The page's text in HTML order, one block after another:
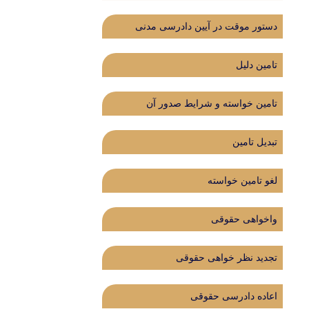
دستور موقت در آیین دادرسی مدنی
تامین دلیل
تامین خواسته و شرایط صدور آن
تبدیل تامین
لغو تامین خواسته
واخواهی حقوقی
تجدید نظر خواهی حقوقی
اعاده دادرسی حقوقی